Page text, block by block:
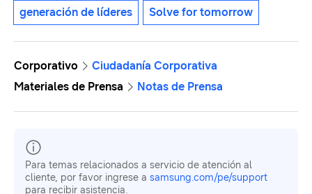
generación de líderes Solve for tomorrow
Corporativo
Ciudadanía Corporativa
Materiales de Prensa
Notas de Prensa
Para temas relacionados a servicio de atención al
cliente, por favor ingrese a samsung.com/pe/support
para recibir asistencia.